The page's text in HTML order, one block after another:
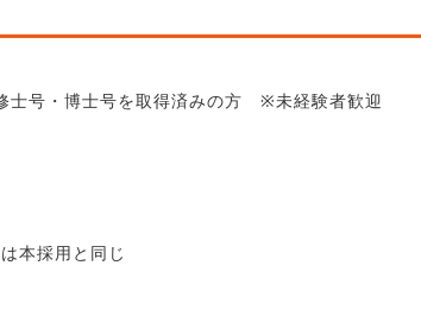
士号・博士号を取得済みの方 ※未経験者歓迎
本採用と同じ